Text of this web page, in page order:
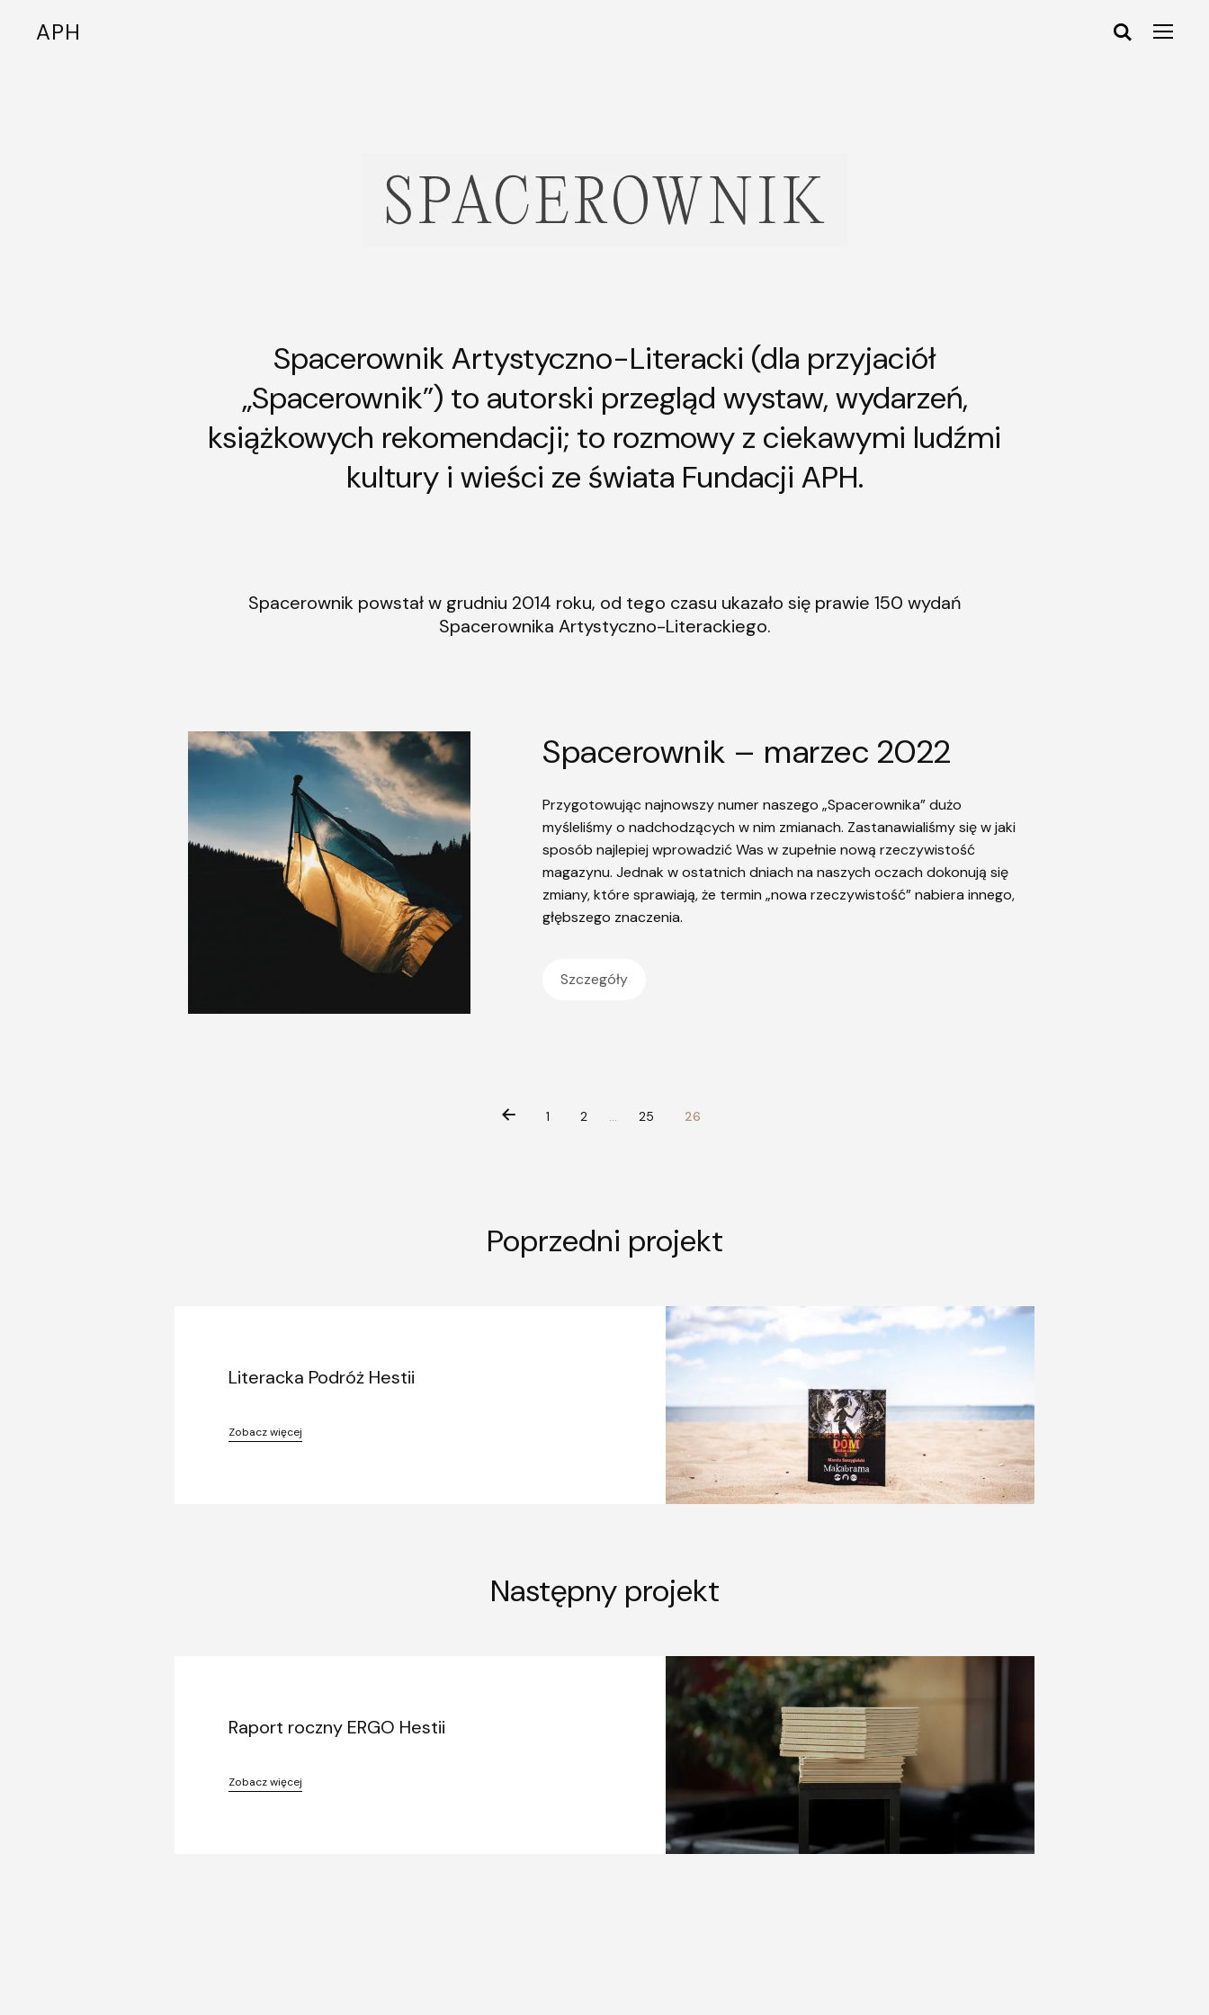
APH
Spacerownik Artystyczno-Literacki (dla przyjaciół
„Spacerownik”) to autorski przegląd wystaw, wydarzeń,
książkowych rekomendacji; to rozmowy z ciekawymi ludźmi
kultury i wieści ze świata Fundacji APH.
Spacerownik powstał w grudniu 2014 roku, od tego czasu ukazało się prawie 150 wydań
Spacerownika Artystyczno-Literackiego.
Spacerownik – marzec 2022
Przygotowując najnowszy numer naszego „Spacerownika” dużo
myśleliśmy o nadchodzących w nim zmianach. Zastanawialiśmy się w jaki
sposób najlepiej wprowadzić Was w zupełnie nową rzeczywistość
magazynu. Jednak w ostatnich dniach na naszych oczach dokonują się
zmiany, które sprawiają, że termin „nowa rzeczywistość” nabiera innego,
głębszego znaczenia.
Szczegóły
1 2 … 25 26
Poprzedni projekt
Literacka Podróż Hestii
Zobacz więcej
Następny projekt
Raport roczny ERGO Hestii
Zobacz więcej